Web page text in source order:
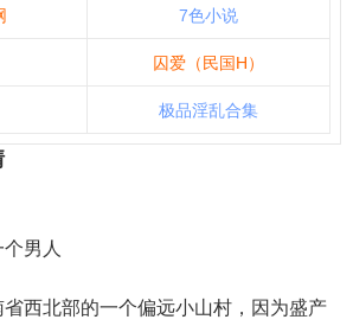
7色小说
囚爱（民国H）
极品淫乱合集
男人
北部的一个偏远小山村，因为盛产